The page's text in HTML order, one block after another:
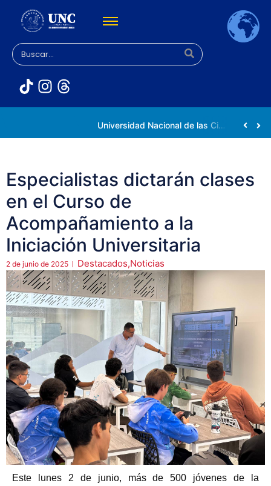
Universidad Nacional de las Ciencias impulsa vocaciones científicas en la Expoferia de Oportunidades de Estudio 2026
Especialistas dictarán clases
en el Curso de
Acompañamiento a la
Iniciación Universitaria
2 de junio de 2025 Destacados,Noticias
Este lunes 2 de junio, más de 500 jóvenes de la